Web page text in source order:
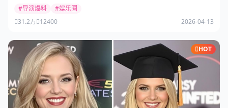
#导演爆料
#娱乐圈
31.2万 12400 2026-04-13
HOT